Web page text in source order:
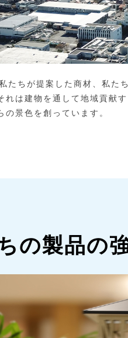
たちが提案した商材、私た
れは建物を通して地域貢献す
の景色を創っています。
の製品の